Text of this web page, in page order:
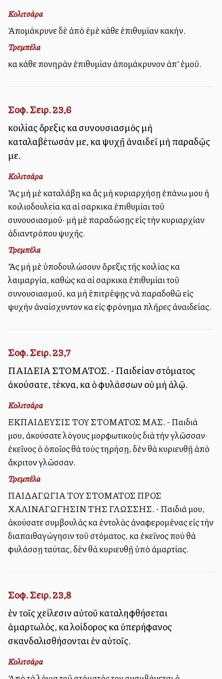
Κολιτσάρα
Ἀπομάκρυνε δὲ ἀπὸ ἐμὲ κάθε ἐπιθυμίαν κακήν.
Τρεμπέλα
καὶ κάθε πονηρὰν ἐπιθυμίαν ἀπομάκρυνον ἀπ’ ἐμοῦ.
Σοφ. Σειρ. 23,6
κοιλίας ὄρεξις καὶ συνουσιασμὸς μὴ
καταλαβέτωσάν με, καὶ ψυχῇ ἀναιδεῖ μὴ παραδῷς
με.
Κολιτσάρα
Ἂς μὴ μὲ καταλάβῃ καὶ ἂς μὴ κυριαρχήσῃ ἐπάνω μου ἡ
κοιλιοδουλεία καὶ αἱ σαρκικαὶ ἐπιθυμίαι τοῦ
συνουσιασμοῦ· μὴ μὲ παραδώσῃς εἰς τὴν κυριαρχίαν
ἀδιαντρόπου ψυχῆς.
Τρεμπέλα
Ἂς μὴ μὲ ὑποδουλώσουν ὄρεξις τῆς κοιλίας καὶ
λαιμαργία, καθὼς καὶ αἱ σαρκικαὶ ἐπιθυμίαι τοῦ
συνουσιασμοῦ, καὶ μὴ ἐπιτρέψῃς νὰ παραδοθῶ εἰς
ψυχὴν ἀναίσχυντον καὶ εἰς φρόνημα πλῆρες ἀναιδείας.
Σοφ. Σειρ. 23,7
ΠΑΙΔΕΙΑ ΣΤΟΜΑΤΟΣ. - Παιδείαν στόματος
ἀκούσατε, τέκνα, καὶ ὁ φυλάσσων οὐ μὴ ἁλῷ.
Κολιτσάρα
ΕΚΠΑΙΔΕΥΣΙΣ ΤΟΥ ΣΤΟΜΑΤΟΣ ΜΑΣ. - Παιδιά
μου, ἀκούσατε λόγους μορφωτικοὺς διὰ τὴν γλῶσσαν·
ἐκεῖνος ὁ ὁποῖος θὰ τοὺς τηρήσῃ, δὲν θὰ κυριευθῇ ἀπὸ
ἄκριτον γλῶσσαν.
Τρεμπέλα
ΠΑΙΔΑΓΩΓΙΑ ΤΟΥ ΣΤΟΜΑΤΟΣ ΠΡΟΣ
XAΛΙΝΑΓΩΓΗΣΙΝ ΤΗΣ ΓΛΩΣΣΗΣ. - Παιδιά μου,
ἀκούσατε συμβουλὰς καὶ ἐντολὰς ἀναφερομένας εἰς τὴν
διαπαιθαγώγησιν τοῦ στόματος, καὶ ἐκεῖνος ποὺ θὰ
φυλάσσῃ ταύτας, δὲν θὰ κυριευθῇ ὑπὸ ἁμαρτίας.
Σοφ. Σειρ. 23,8
ἐν τοῖς χείλεσιν αὐτοῦ καταληφθήσεται
ἁμαρτωλός, καὶ λοίδορος καὶ ὑπερήφανος
σκανδαλισθήσονται ἐν αὐτοῖς.
Κολιτσάρα